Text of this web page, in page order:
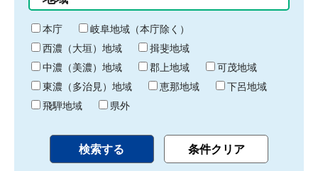
り
終
わ
り
本庁
岐阜地域（本庁除く）
西濃（大垣）地域
揖斐地域
中濃（美濃）地域
郡上地域
可茂地域
東濃（多治見）地域
恵那地域
下呂地域
飛騨地域
県外